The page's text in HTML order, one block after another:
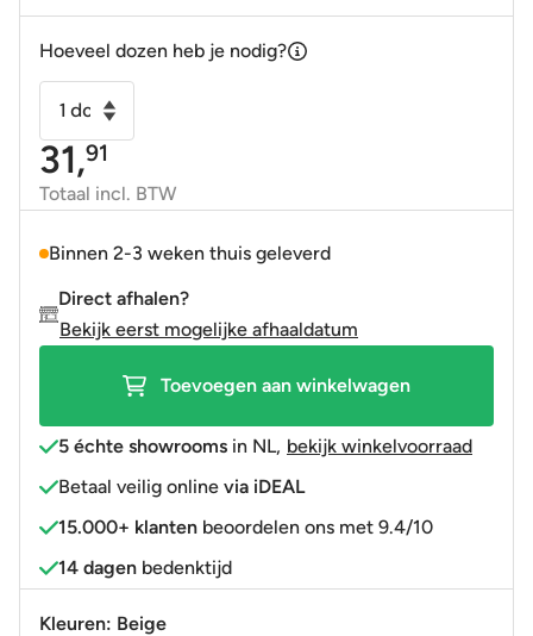
Hoeveel dozen heb je nodig?
terrastegel
–
tuintegel
Miller
beige
gerectificeerd
aantal
31,91
Totaal incl. BTW
Binnen 2-3 weken thuis geleverd
Direct afhalen?
Bekijk eerst mogelijke afhaaldatum
Toevoegen aan winkelwagen
5 échte showrooms in NL, bekijk winkelvoorraad
Betaal veilig online via iDEAL
15.000+ klanten beoordelen ons met 9.4/10
14 dagen bedenktijd
Kleuren: Beige